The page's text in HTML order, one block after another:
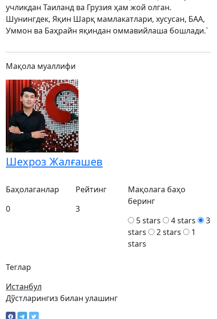
учликдан Таиланд ва Грузия ҳам жой олган.
Шунингдек, Яқин Шарқ мамлакатлари, хусусан, БАА,
Уммон ва Баҳрайн яқиндан оммавийлаша бошлади.`
Мақола муаллифи
Шехроз Жалғашев
Теглар
Истанбул
Баҳолаганлар
0
Рейтинг
3
Мақолага баҳо
беринг
5 stars
4 stars
3
stars
2 stars
1
stars
Дўстларингиз билан улашинг